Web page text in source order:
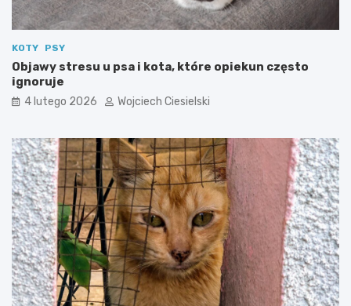
KOTY PSY
Objawy stresu u psa i kota, które opiekun często
ignoruje
4 lutego 2026 Wojciech Ciesielski